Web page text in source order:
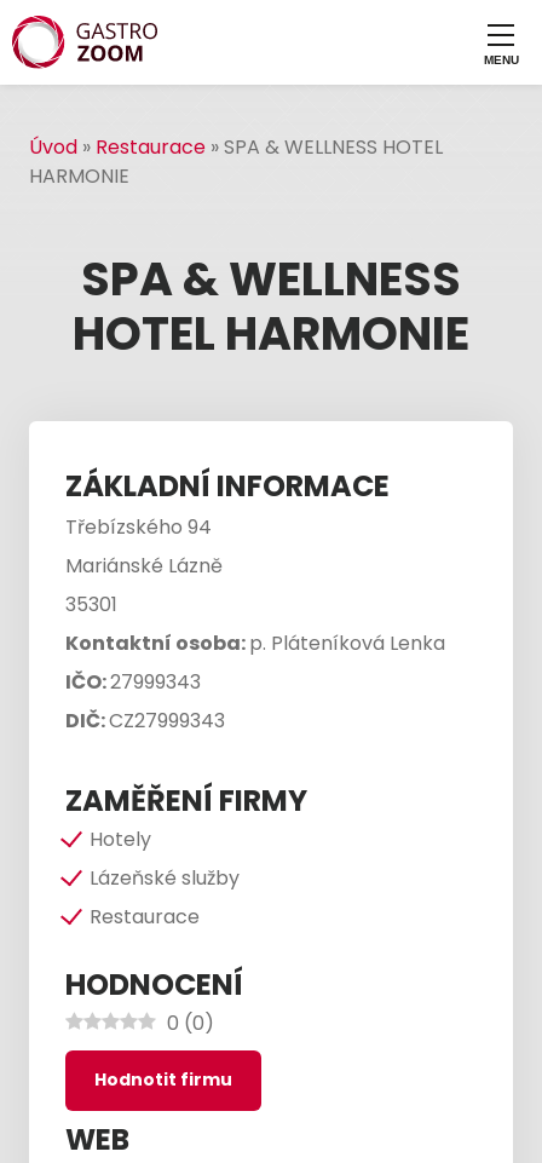
Úvod » Restaurace »SPA & WELLNESS HOTEL
HARMONIE
SPA & WELLNESS
HOTEL HARMONIE
ZÁKLADNÍ INFORMACE
Třebízského 94
Mariánské Lázně
35301
Kontaktní osoba:p. Pláteníková Lenka
IČO:27999343
DIČ:CZ27999343
ZAMĚŘENÍ FIRMY
Hotely
Lázeňské služby
Restaurace
HODNOCENÍ
0 (0)
Hodnotit firmu
WEB